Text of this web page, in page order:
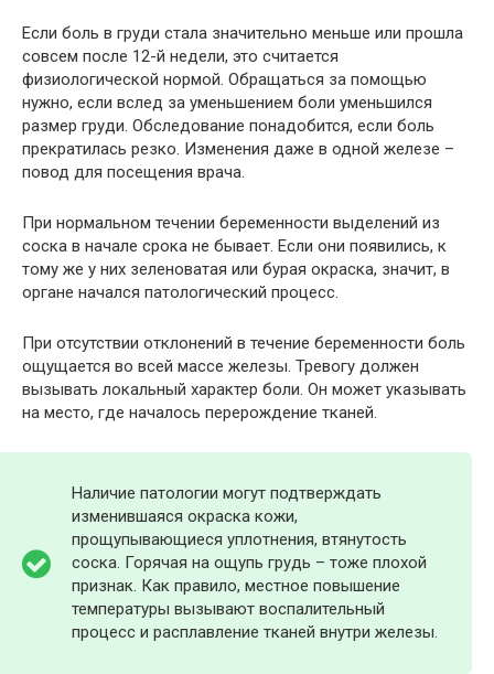
Если боль в груди стала значительно меньше или прошла
совсем после 12-й недели, это считается
физиологической нормой. Обращаться за помощью
нужно, если вслед за уменьшением боли уменьшился
размер груди. Обследование понадобится, если боль
прекратилась резко. Изменения даже в одной железе –
повод для посещения врача.
При нормальном течении беременности выделений из
соска в начале срока не бывает. Если они появились, к
тому же у них зеленоватая или бурая окраска, значит, в
органе начался патологический процесс.
При отсутствии отклонений в течение беременности боль
ощущается во всей массе железы. Тревогу должен
вызывать локальный характер боли. Он может указывать
на место, где началось перерождение тканей.
Наличие патологии могут подтверждать
изменившаяся окраска кожи,
прощупывающиеся уплотнения, втянутость
соска. Горячая на ощупь грудь – тоже плохой
признак. Как правило, местное повышение
температуры вызывают воспалительный
процесс и расплавление тканей внутри железы.